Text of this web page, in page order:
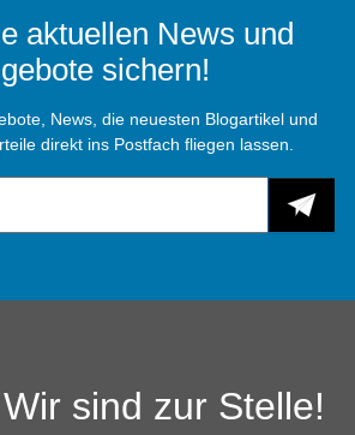
aktuellen News und
sichern!
News, die neuesten Blogartikel und
direkt ins Postfach fliegen lassen.
sind zur Stelle!